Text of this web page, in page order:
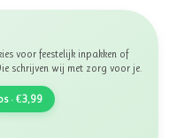
voor feestelijk inpakken of
schrijven wij met zorg voor je.
· €3,99